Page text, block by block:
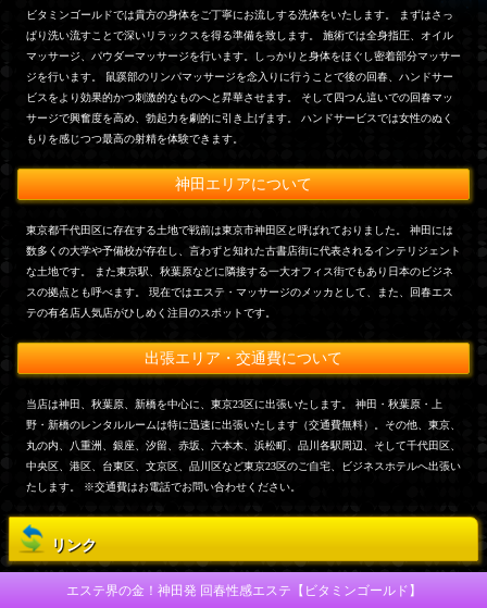
ビタミンゴールドでは貴方の身体をご丁寧にお流しする洗体をいたします。 まずはさっ
ぱり洗い流すことで深いリラックスを得る準備を致します。 施術では全身指圧、オイル
マッサージ、パウダーマッサージを行います。しっかりと身体をほぐし密着部分マッサー
ジを行います。 鼠蹊部のリンパマッサージを念入りに行うことで後の回春、ハンドサー
ビスをより効果的かつ刺激的なものへと昇華させます。 そして四つん這いでの回春マッ
サージで興奮度を高め、勃起力を劇的に引き上げます。 ハンドサービスでは女性のぬく
もりを感じつつ最高の射精を体験できます。
神田エリアについて
東京都千代田区に存在する土地で戦前は東京市神田区と呼ばれておりました。 神田には
数多くの大学や予備校が存在し、言わずと知れた古書店街に代表されるインテリジェント
な土地です。 また東京駅、秋葉原などに隣接する一大オフィス街でもあり日本のビジネ
スの拠点とも呼べます。 現在ではエステ・マッサージのメッカとして、また、回春エス
テの有名店人気店がひしめく注目のスポットです。
出張エリア・交通費について
当店は神田、秋葉原、新橋を中心に、東京23区に出張いたします。 神田・秋葉原・上
野・新橋のレンタルルームは特に迅速に出張いたします（交通費無料）。その他、東京、
丸の内、八重洲、銀座、汐留、赤坂、六本木、浜松町、品川各駅周辺、そして千代田区、
中央区、港区、台東区、文京区、品川区など東京23区のご自宅、ビジネスホテルへ出張い
たします。 ※交通費はお電話でお問い合わせください。
リンク
エステ界の金！神田発 回春性感エステ【ビタミンゴールド】